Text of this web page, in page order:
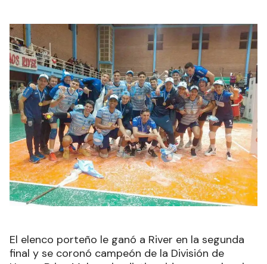
El elenco porteño le ganó a River en la segunda
final y se coronó campeón de la División de